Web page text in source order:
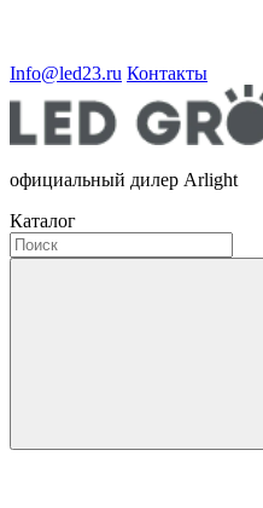
Info@led23.ru Контакты
официальный дилер Arlight
Каталог